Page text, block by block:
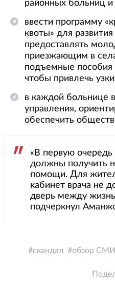
районных больниц и
ввести программу
квоты» для
предоставлять
приезжающим в
подъемные пособия
чтобы привлечь
в каждой больнице
управления,
обеспечить
«В первую очередь
должны получить
помощи. Для
кабинет врача не
дверь между
подчеркнул
скандал обзор СМИ